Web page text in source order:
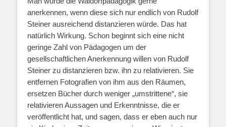
anerkennen, wenn diese sich nur endlich von Rudolf
Steiner ausreichend distanzieren würde. Das hat
natürlich Wirkung. Schon beginnt sich eine nicht
geringe Zahl von Pädagogen um der
gesellschaftlichen Anerkennung willen von Rudolf
Steiner zu distanzieren bzw. ihn zu relativieren. Sie
entfernen Fotografien von ihm aus den Räumen,
ersetzen Bücher durch weniger „umstrittene“, sie
relativieren Aussagen und Erkenntnisse, die er
veröffentlicht hat, und sagen, dass er eben auch nur